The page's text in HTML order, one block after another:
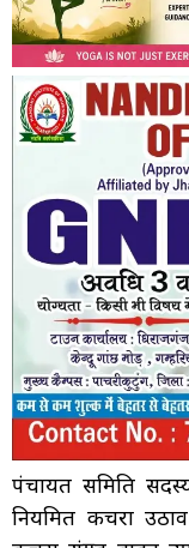
पंचायत समिति
नियमित कचरा